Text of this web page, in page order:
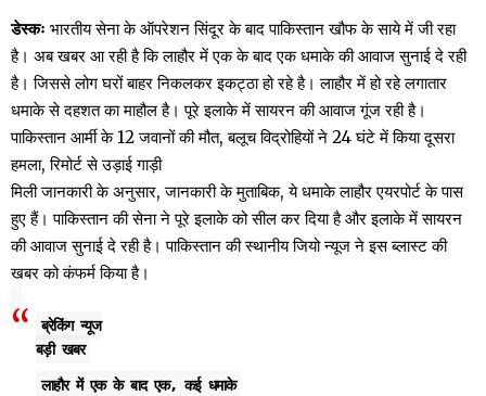
डेस्कः भारतीय सेना के ऑपरेशन सिंदूर के बाद पाकिस्तान खौफ के साये में जी रहा
है। अब खबर आ रही है कि लाहौर में एक के बाद एक धमाके की आवाज सुनाई दे रही
है। जिससे लोग घरों बाहर निकलकर इकट्ठा हो रहे है। लाहौर में हो रहे लगातार
धमाके से दहशत का माहौल है। पूरे इलाके में सायरन की आवाज गूंज रही है।
पाकिस्तान आर्मी के 12 जवानों की मौत, बलूच विद्रोहियों ने 24 घंटे में किया दूसरा
हमला, रिमोर्ट से उड़ाई गाड़ी
मिली जानकारी के अनुसार, जानकारी के मुताबिक, ये धमाके लाहौर एयरपोर्ट के पास
हुए हैं। पाकिस्तान की सेना ने पूरे इलाके को सील कर दिया है और इलाके में सायरन
की आवाज सुनाई दे रही है। पाकिस्तान की स्थानीय जियो न्यूज ने इस ब्लास्ट की
खबर को कंफर्म किया है।
ब्रेकिंग न्यूज
बड़ी खबर
लाहौर में एक के बाद एक, कई धमाके